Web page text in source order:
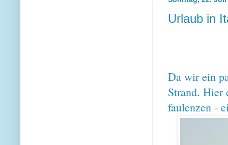
Urlaub in
Da wir ein
Strand. Hier
faulenzen -